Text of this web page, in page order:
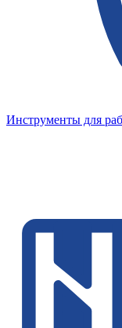
Инструменты для